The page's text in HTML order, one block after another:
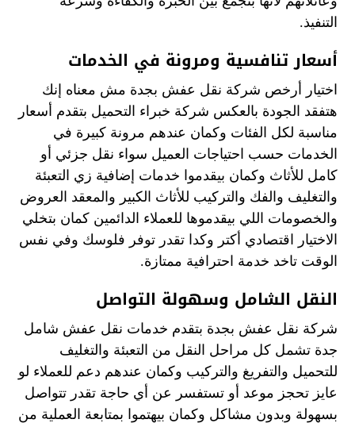
التنفيذ.
أسعار تنافسية ومرونة في الخدمات
اختيار أرخص شركة نقل عفش بجدة مش معناه إنك
هتفقد الجودة بالعكس شركة خبراء التحميل بتقدم أسعار
مناسبة لكل الفئات وكمان عندهم مرونة كبيرة في
الخدمات حسب احتياجات العميل سواء نقل جزئي أو
كامل للأثاث وكمان بيقدموا خدمات إضافية زي التعبئة
والتغليف والفك والتركيب للأثاث الكبير والمعقد العروض
والخصومات اللي بيقدموها للعملاء الدائمين كمان بتخلي
الاختيار اقتصادي أكتر وكدا تقدر توفر فلوسك وفي نفس
الوقت تاخد خدمة احترافية ممتازة.
النقل الشامل وسهولة التواصل
شركة نقل عفش بجدة بتقدم خدمات نقل عفش شامل
جدة تشمل كل مراحل النقل من التعبئة والتغليف
للتحميل والتفريغ والتركيب وكمان عندهم دعم للعملاء لو
عايز تحجز موعد أو تستفسر عن أي حاجة تقدر تتواصل
بسهولة وبدون مشاكل وكمان بيهتموا بمتابعة العملية من